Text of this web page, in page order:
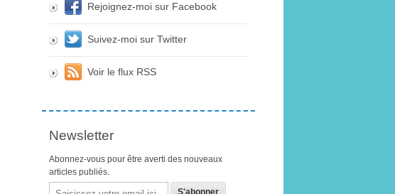
Rejoignez-moi sur Facebook
Suivez-moi sur Twitter
Voir le flux RSS
Newsletter
Abonnez-vous pour être averti des nouveaux
articles publiés.
Email